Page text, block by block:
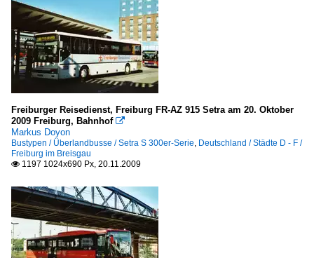
Freiburger Reisedienst, Freiburg FR-AZ 915 Setra am 20. Oktober
2009 Freiburg, Bahnhof 
Markus Doyon
Bustypen / Überlandbusse / Setra S 300er-Serie, Deutschland / Städte D - F /
Freiburg im Breisgau
 1197 1024x690 Px, 20.11.2009